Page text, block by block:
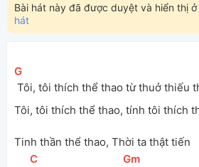
Bài hát này đã được duyệt và hiển thị
hát
[
G
Tôi, tôi thích thể thao từ thuở thiếu
Tôi, tôi thích thể thao, tính tôi thích
Tinh thần thể thao, Thời ta thật tiến
[
C [
Gm